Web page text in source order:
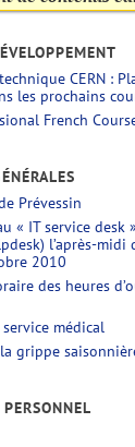
CERN :
les prochains
French
Prévessin
« IT service desk »
l’après-midi
2010
des heures
médical
grippe